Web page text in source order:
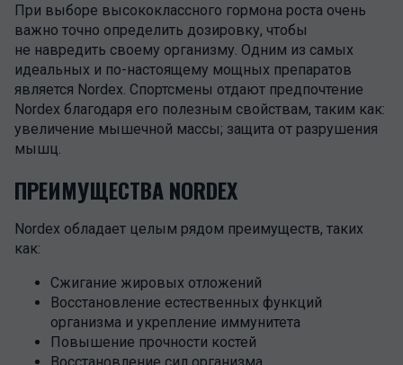
При выборе высококлассного гормона роста очень
важно точно определить дозировку, чтобы
не навредить своему организму. Одним из самых
идеальных и по-настоящему мощных препаратов
является Nordex. Спортсмены отдают предпочтение
Nordex благодаря его полезным свойствам, таким как:
увеличение мышечной массы; защита от разрушения
мышц.
ПРЕИМУЩЕСТВА NORDEX
Nordex обладает целым рядом преимуществ, таких
как:
Сжигание жировых отложений
Восстановление естественных функций
организма и укрепление иммунитета
Повышение прочности костей